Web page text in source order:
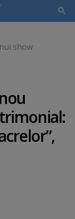
show